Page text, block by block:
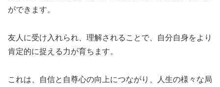
ができます。
友人に受け入れられ、理解されることで、自分自身をより
肯定的に捉える力が育ちます。
これは、自信と自尊心の向上につながり、人生の様々な局